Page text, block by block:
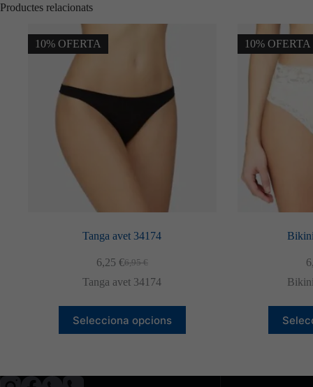
Productes relacionats
10% OFERTA
Tanga avet 34174
6,95€
El
preu
era:
6,95 €.
6,25 €El
preu
és:
6,25 €.
Tanga avet 34174
Selecciona opcions
producte
té
Les
10% OFERTA